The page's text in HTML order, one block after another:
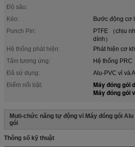
Độ sâu:
Kéo:
Bước động cơ
Punch Pin:
PTFE （chịu
dính）
Hệ thống phát hiện:
Phát hiện cơ
Tấm tương ứng:
Hệ thống PRC
Đã sử dụng:
Alu-PVC vỉ và
Điểm nổi bật:
Máy đóng gói
Máy đóng gói
Muti-chức năng tự động vỉ Máy đóng gói
gói
Thông số kỹ thuật